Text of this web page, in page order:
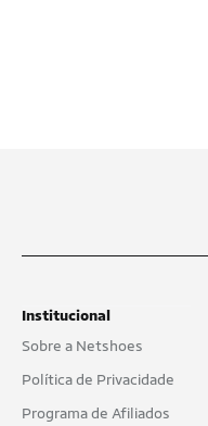
Institucional
Sobre a Netshoes
Política de Privacidade
Programa de Afiliados